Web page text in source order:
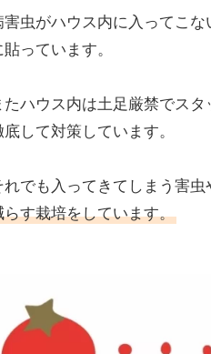
害虫がハウス内に入ってこ
貼っています。
たハウス内は土足厳禁でス
底して対策しています。
れでも入ってきてしまう害虫
らす栽培をしています。